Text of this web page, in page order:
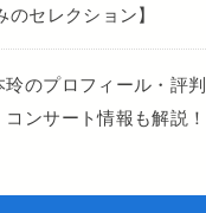
セレクション】
のプロフィール・評判
ンサート情報も解説！